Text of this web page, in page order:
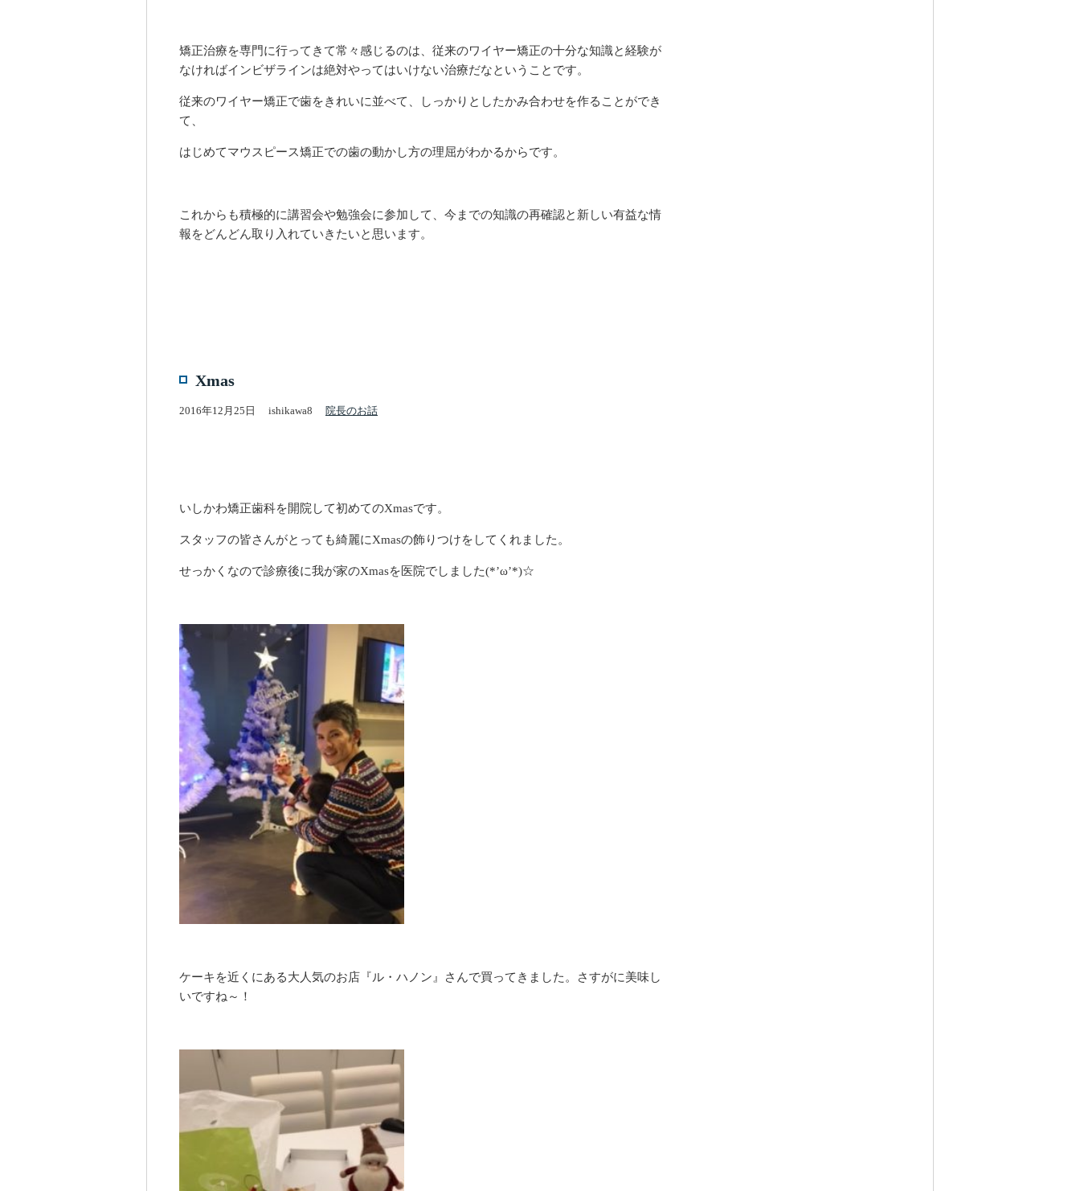
矯正治療を専門に行ってきて常々感じるのは、従来のワイヤー矯正の十分な知識と経験が
なければインビザラインは絶対やってはいけない治療だなということです。
従来のワイヤー矯正で歯をきれいに並べて、しっかりとしたかみ合わせを作ることができ
て、
はじめてマウスピース矯正での歯の動かし方の理屈がわかるからです。
これからも積極的に講習会や勉強会に参加して、今までの知識の再確認と新しい有益な情
報をどんどん取り入れていきたいと思います。
Xmas
2016年12月25日 ishikawa8 院長のお話
いしかわ矯正歯科を開院して初めてのXmasです。
スタッフの皆さんがとっても綺麗にXmasの飾りつけをしてくれました。
せっかくなので診療後に我が家のXmasを医院でしました(*’ω’*)☆
ケーキを近くにある大人気のお店『ル・ハノン』さんで買ってきました。さすがに美味し
いですね～！